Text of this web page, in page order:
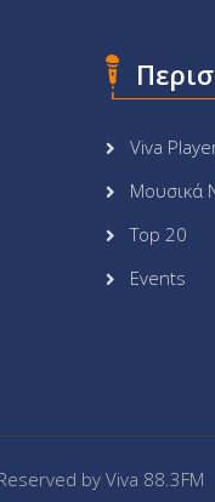
Viva
Μουσικά
Top 20
Events
by Viva 88.3FM